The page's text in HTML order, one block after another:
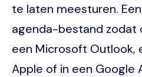
te laten meesturen.
agenda-bestand zodat
een Microsoft Outlook,
Apple of in een Google